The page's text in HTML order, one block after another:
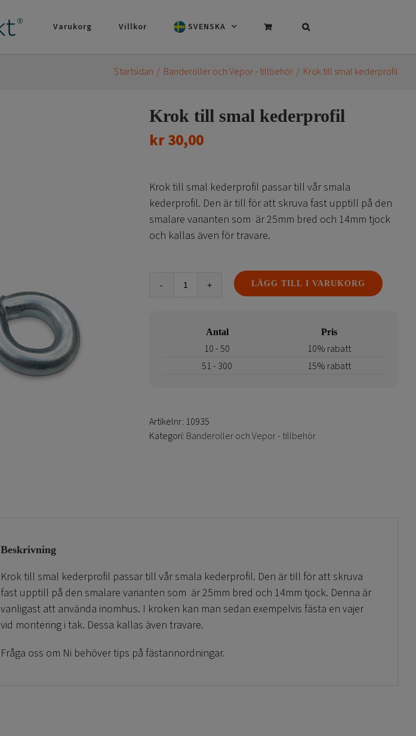
Varukorg Villkor SVENSKA
Startsidan Banderoller och Vepor - tillbehör Krok till smal kederprofil
Krok till smal kederprofil
kr30,00
Krok till smal kederprofil passar till vår smala
kederprofil. Den är till för att skruva fast upptill på den
smalare varianten som är 25mm bred och 14mm tjock
och kallas även för travare.
Krok
kederprofil
mängd
LÄGG TILL I VARUKORG
Antal Pris
10 - 50
10% rabatt
51 - 300
15% rabatt
Artikelnr: 10935
Kategori: Banderoller och Vepor - tillbehör
Beskrivning
Krok till smal kederprofil passar till vår smala kederprofil. Den är till för att skruva
fast upptill på den smalare varianten som är 25mm bred och 14mm tjock. Denna är
vanligast att använda inomhus. I kroken kan man sedan exempelvis fästa en vajer
vid montering i tak. Dessa kallas även travare.
Fråga oss om Ni behöver tips på fästannordningar.